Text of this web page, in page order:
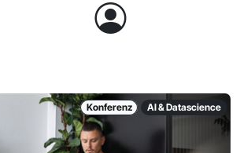
Konferenz AI & Datascience